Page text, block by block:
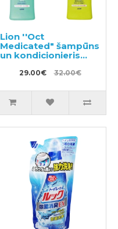
Lion ''Oct
Medicated" šampūns
un kondicionieris
galvas niezi 320ml
29.00€ 32.00€